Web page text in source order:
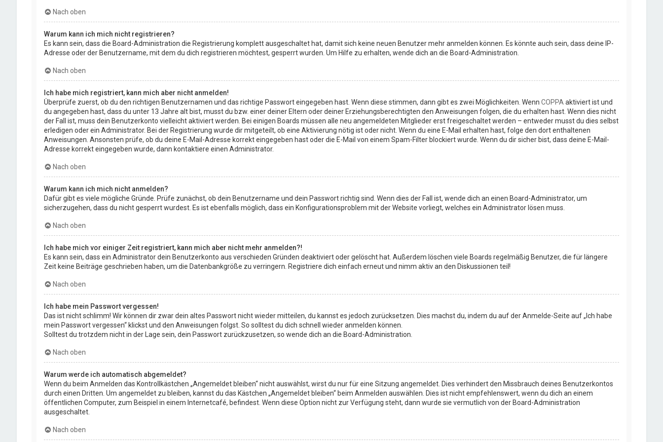
Nach oben
Warum kann ich mich nicht registrieren?
Es kann sein, dass die Board-Administration die Registrierung komplett ausgeschaltet hat, damit sich keine neuen Benutzer mehr anmelden können. Es könnte auch sein, dass deine IP-
Adresse oder der Benutzername, mit dem du dich registrieren möchtest, gesperrt wurden. Um Hilfe zu erhalten, wende dich an die Board-Administration.
Nach oben
Ich habe mich registriert, kann mich aber nicht anmelden!
Überprüfe zuerst, ob du den richtigen Benutzernamen und das richtige Passwort eingegeben hast. Wenn diese stimmen, dann gibt es zwei Möglichkeiten. Wenn COPPA aktiviert ist und
du angegeben hast, dass du unter 13 Jahre alt bist, musst du bzw. einer deiner Eltern oder deiner Erziehungsberechtigten den Anweisungen folgen, die du erhalten hast. Wenn dies nicht
der Fall ist, muss dein Benutzerkonto vielleicht aktiviert werden. Bei einigen Boards müssen alle neu angemeldeten Mitglieder erst freigeschaltet werden – entweder musst du dies selbst
erledigen oder ein Administrator. Bei der Registrierung wurde dir mitgeteilt, ob eine Aktivierung nötig ist oder nicht. Wenn du eine E-Mail erhalten hast, folge den dort enthaltenen
Anweisungen. Ansonsten prüfe, ob du deine E-Mail-Adresse korrekt eingegeben hast oder die E-Mail von einem Spam-Filter blockiert wurde. Wenn du dir sicher bist, dass deine E-Mail-
Adresse korrekt eingegeben wurde, dann kontaktiere einen Administrator.
Nach oben
Warum kann ich mich nicht anmelden?
Dafür gibt es viele mögliche Gründe. Prüfe zunächst, ob dein Benutzername und dein Passwort richtig sind. Wenn dies der Fall ist, wende dich an einen Board-Administrator, um
sicherzugehen, dass du nicht gesperrt wurdest. Es ist ebenfalls möglich, dass ein Konfigurationsproblem mit der Website vorliegt, welches ein Administrator lösen muss.
Nach oben
Ich habe mich vor einiger Zeit registriert, kann mich aber nicht mehr anmelden?!
Es kann sein, dass ein Administrator dein Benutzerkonto aus verschieden Gründen deaktiviert oder gelöscht hat. Außerdem löschen viele Boards regelmäßig Benutzer, die für längere
Zeit keine Beiträge geschrieben haben, um die Datenbankgröße zu verringern. Registriere dich einfach erneut und nimm aktiv an den Diskussionen teil!
Nach oben
Ich habe mein Passwort vergessen!
Das ist nicht schlimm! Wir können dir zwar dein altes Passwort nicht wieder mitteilen, du kannst es jedoch zurücksetzen. Dies machst du, indem du auf der Anmelde-Seite auf „Ich habe
mein Passwort vergessen“ klickst und den Anweisungen folgst. So solltest du dich schnell wieder anmelden können.
Solltest du trotzdem nicht in der Lage sein, dein Passwort zurückzusetzen, so wende dich an die Board-Administration.
Nach oben
Warum werde ich automatisch abgemeldet?
Wenn du beim Anmelden das Kontrollkästchen „Angemeldet bleiben“ nicht auswählst, wirst du nur für eine Sitzung angemeldet. Dies verhindert den Missbrauch deines Benutzerkontos
durch einen Dritten. Um angemeldet zu bleiben, kannst du das Kästchen „Angemeldet bleiben“ beim Anmelden auswählen. Dies ist nicht empfehlenswert, wenn du dich an einem
öffentlichen Computer, zum Beispiel in einem Internetcafé, befindest. Wenn diese Option nicht zur Verfügung steht, dann wurde sie vermutlich von der Board-Administration
ausgeschaltet.
Nach oben